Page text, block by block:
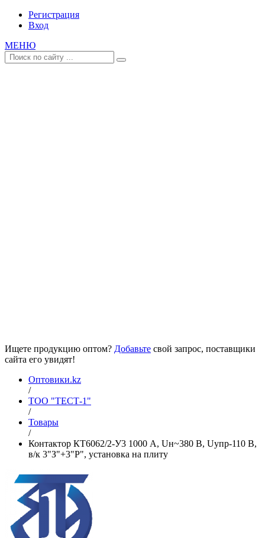
Регистрация
Вход
МЕНЮ
Ищете продукцию оптом? Добавьте свой запрос, поставщики
сайта его увидят!
Оптовики.kz
/
ТОО "ТЕСТ-1"
/
Товары
/
Контактор КТ6062/2-У3 1000 А, Uн~380 В, Uупр-110 В,
в/к 3"З"+3"Р", установка на плиту